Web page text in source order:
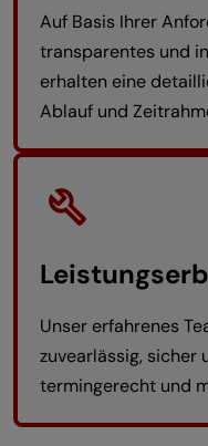
Auf Basis Ihrer
transparentes und
erhalten eine
Ablauf und
Unser erfahrenes
zuvearlässig, sicher
termingerecht und